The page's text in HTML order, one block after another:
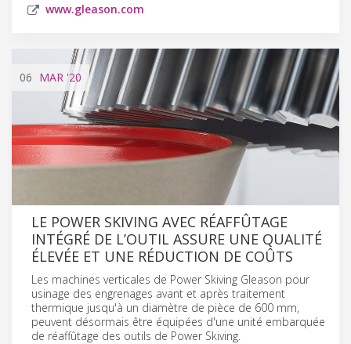
www.gleason.com
06 MAR '20
LE POWER SKIVING AVEC RÉAFFÛTAGE
INTÉGRÉ DE L’OUTIL ASSURE UNE QUALITÉ
ÉLEVÉE ET UNE RÉDUCTION DE COÛTS
Les machines verticales de Power Skiving Gleason pour
usinage des engrenages avant et après traitement
thermique jusqu'à un diamètre de pièce de 600 mm,
peuvent désormais être équipées d'une unité embarquée
de réaffûtage des outils de Power Skiving.